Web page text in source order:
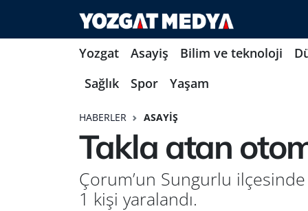
Yozgat Asayiş Bilim ve teknoloji
Sağlık
Spor Yaşam
HABERLER ASAYIŞ
Takla atan
Çorum’un Sungurlu
1 kişi yaralandı.